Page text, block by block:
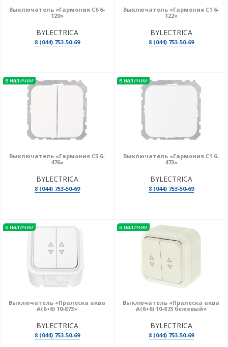
Выключатель «Гармония С6 6-
120»
BYLECTRICA
8 (044) 753-50-69
Выключатель «Гармония С1 6-
122»
BYLECTRICA
8 (044) 753-50-69
в наличии
Выключатель «Гармония С5 6-
476»
BYLECTRICA
8 (044) 753-50-69
в наличии
Выключатель «Гармония С1 6-
473»
BYLECTRICA
8 (044) 753-50-69
в наличии
Выключатель «Пралеска аква
А(6+6) 10-873»
BYLECTRICA
8 (044) 753-50-69
в наличии
Выключатель «Пралеска аква
А(6+6) 10-873 бежевый»
BYLECTRICA
8 (044) 753-50-69